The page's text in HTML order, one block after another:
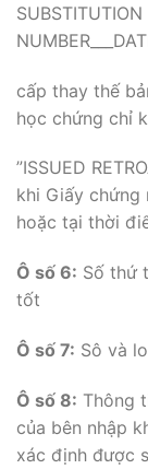
SUBSTITUTION
cấp thay thế
học chứng chỉ
”ISSUED
khi Giấy
hoặc tại thời
Ô số 6: Số thứ
tốt
Ô số 7: Sô và
Ô số 8: Thông
của bên nhập
xác định được